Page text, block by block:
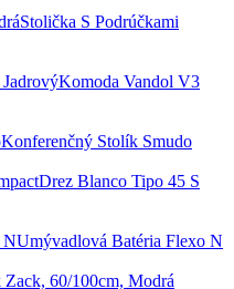
Stolička S Podrúčkami
Komoda Vandol V3
Konferenčný Stolík Smudo
Drez Blanco Tipo 45 S
Umývadlová Batéria Flexo N